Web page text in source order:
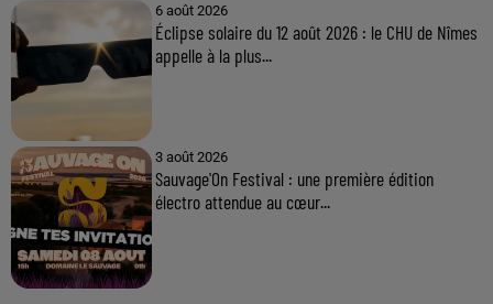
6 août 2026
Éclipse solaire du 12 août 2026 : le CHU de Nîmes
appelle à la plus...
3 août 2026
Sauvage'On Festival : une première édition
électro attendue au cœur...